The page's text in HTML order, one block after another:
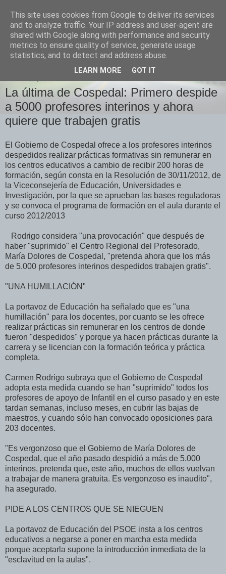
Izquierda Plural
Desde Cuenca para el mundo
La última de Cospedal: Primero despide
a 5000 profesores interinos y ahora
quiere que trabajen gratis
El Gobierno de Cospedal ofrece a los profesores interinos
despedidos realizar prácticas formativas sin remunerar en
los centros educativos a cambio de recibir 200 horas de
formación, según consta en la Resolución de 30/11/2012, de
la Viceconsejería de Educación, Universidades e
Investigación, por la que se aprueban las bases reguladoras
y se convoca el programa de formación en el aula durante el
curso 2012/2013
Rodrigo considera "una provocación" que después de
haber "suprimido" el Centro Regional del Profesorado,
María Dolores de Cospedal, "pretenda ahora que los más
de 5.000 profesores interinos despedidos trabajen gratis".
"UNA HUMILLACIÓN"
La portavoz de Educación ha señalado que es "una
humillación" para los docentes, por cuanto se les ofrece
realizar prácticas sin remunerar en los centros de donde
fueron "despedidos" y porque ya hacen prácticas durante la
carrera y se licencian con la formación teórica y práctica
completa.
Carmen Rodrigo subraya que el Gobierno de Cospedal
adopta esta medida cuando se han "suprimido" todos los
profesores de apoyo de Infantil en el curso pasado y en este
tardan semanas, incluso meses, en cubrir las bajas de
maestros, y cuando sólo han convocado oposiciones para
203 docentes.
"Es vergonzoso que el Gobierno de María Dolores de
Cospedal, que el año pasado despidió a más de 5.000
interinos, pretenda que, este año, muchos de ellos vuelvan
a trabajar de manera gratuita. Es vergonzoso es inaudito",
ha asegurado.
PIDE A LOS CENTROS QUE SE NIEGUEN
La portavoz de Educación del PSOE insta a los centros
educativos a negarse a poner en marcha esta medida
porque aceptarla supone la introducción inmediata de la
"esclavitud en la aulas".
This site uses cookies from Google to deliver its services
and to analyze traffic. Your IP address and user-agent are
shared with Google along with performance and security
metrics to ensure quality of service, generate usage
statistics, and to detect and address abuse.
LEARN MORE GOT IT